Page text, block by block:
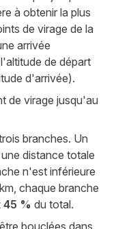
à obtenir la plus
de virage de la
arrivée
de départ
d'arrivée).
de virage jusqu'au
branches. Un
distance totale
n'est inférieure
chaque branche
45 % du total.
bouclées dans